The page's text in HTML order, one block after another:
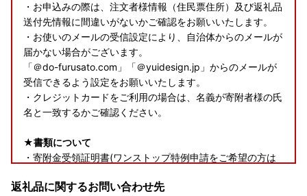
・お申込みの際は、注文者様情報（住民票住所）及び返礼品
送付先情報に間違いがないかご確認をお願いいたします。
・お使いのメールの受信設定により、自治体からのメールが
届かない場合がございます。
「＠do-furusato.com」「＠yuidesign.jp」からのメールが
受信できるよう設定をお願いいたします。
・クレジットカードをご利用の場合は、名義が寄附者様の氏
名と一致するかご確認ください。
★書類について
・寄附金受領証明書(ワンストップ特例申請をご希望の方は
返礼品に関するお問い合わせ先